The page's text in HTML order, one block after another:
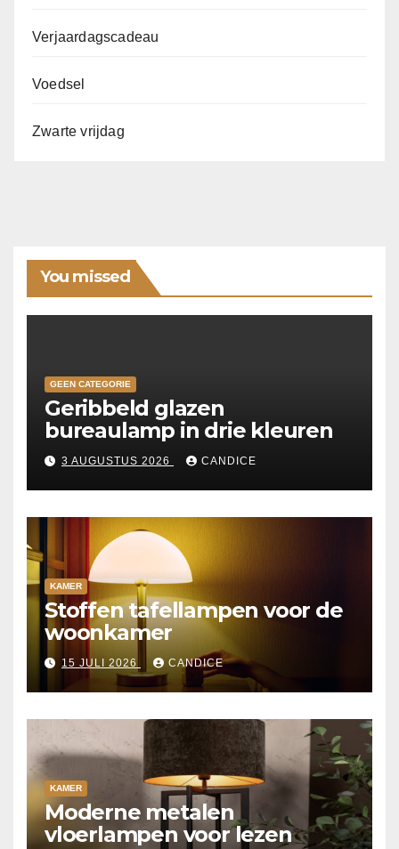
Verjaardagscadeau
Voedsel
Zwarte vrijdag
You missed
GEEN CATEGORIE
Geribbeld glazen
bureaulamp in drie kleuren
3 AUGUSTUS 2026 CANDICE
KAMER
Stoffen tafellampen voor de
woonkamer
15 JULI 2026 CANDICE
KAMER
Moderne metalen
vloerlampen voor lezen